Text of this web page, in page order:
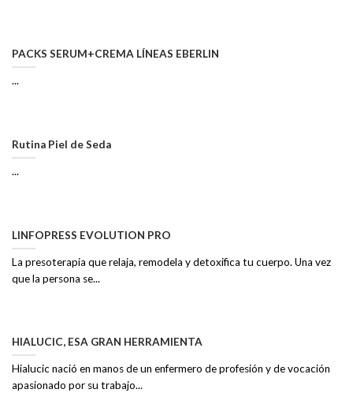
PACKS SERUM+CREMA LÍNEAS EBERLIN
...
Rutina Piel de Seda
...
LINFOPRESS EVOLUTION PRO
La presoterapia que relaja, remodela y detoxifica tu cuerpo. Una vez
que la persona se...
HIALUCIC, ESA GRAN HERRAMIENTA
Hialucic nació en manos de un enfermero de profesión y de vocación
apasionado por su trabajo...